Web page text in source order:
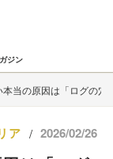
ジン
当の原因は「ログの
ア / 2026/02/26